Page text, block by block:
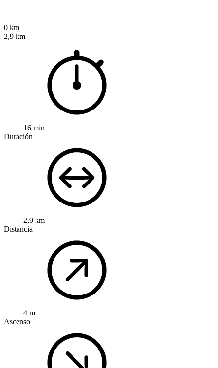
0 km
2,9 km
16 min
Duración
2,9 km
Distancia
4 m
Ascenso